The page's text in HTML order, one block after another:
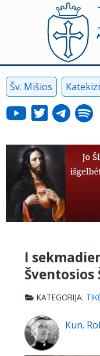
Šv. Mišios
I
Šventosios
KATEGORIJA:
Kun.